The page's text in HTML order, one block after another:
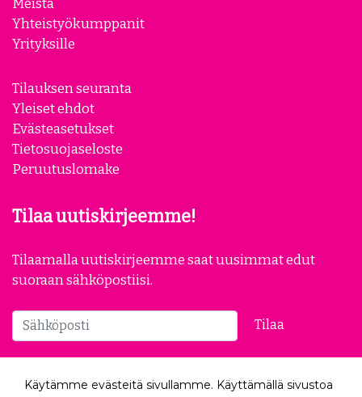
Yhteystiedot
Yhteistyökumppanit
Yrityksille
Tilauksen seuranta
Yleiset ehdot
Tietosuojaseloste
Tilaa uutiskirjeemme!
Tilaamalla uutiskirjeemme saat uusimmat edut
Käytämme evästeitä sivullamme. Käyttämällä sivustoa